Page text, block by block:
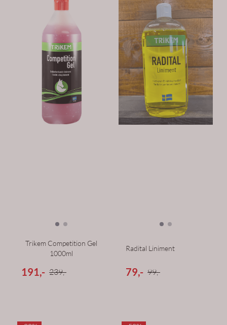
Trikem Competition Gel
1000ml
191,- 239,-
Radital Liniment
79,- 99,-